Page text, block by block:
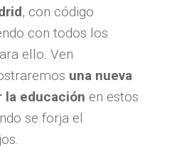
, con código
con todos los
ello. Ven
una nueva
la educación en estos
se forja el